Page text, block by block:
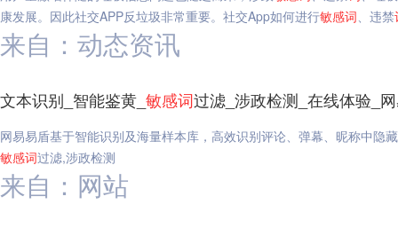
康发展。因此社交APP反垃圾非常重要。社交App如何进行敏感词、违禁
来自：动态资讯
文本识别_智能鉴黄_ 敏感词过滤_涉政检测_在线体验_
网易易盾基于智能识别及海量样本库，高效识别评论、弹幕、昵称中
敏感词过滤,涉政检测
来自：网站